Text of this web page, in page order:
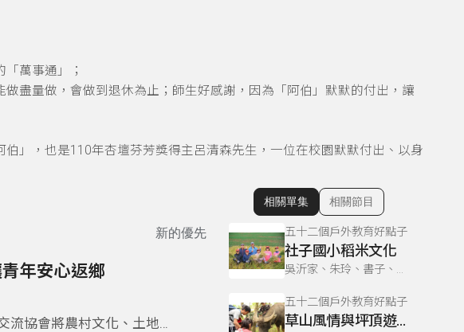
萬事通」；
盡量做，會做到退休為止；師生好感謝，因為「阿伯」默默的付出，讓
」，也是110年杏壇芬芳獎得主呂清森先生，一位在校園默默付出、以身
新的優先
年安心返鄉
流協會將農村文化、土地情
顯示相關單集
相關單集 相關節目
五十二個戶外教育好點子
社子國小稻米文化
吳沂家、朱玲、書子、巫巴克、書勤
五十二個戶外教育好點子
草山風情與坪頂遊學